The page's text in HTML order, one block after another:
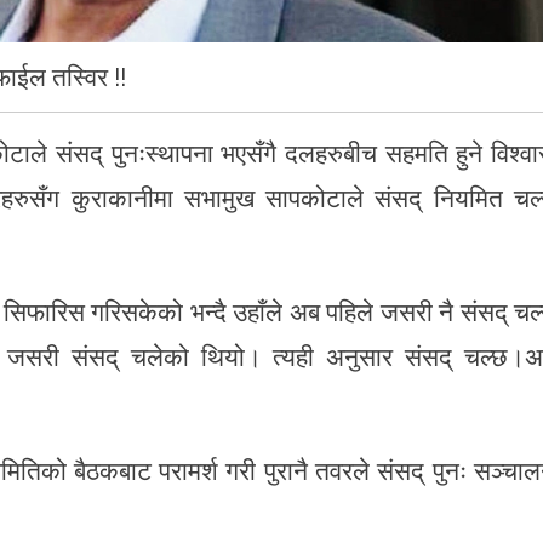
तस्विर !!
संसद् पुनःस्थापना भएसँगै दलहरुबीच सहमति हुने
कुराकानीमा सभामुख सापकोटाले संसद् नियमित
सिफारिस गरिसकेको भन्दै उहाँले अब पहिले जसरी नै संसद्
जसरी संसद् चलेको थियो। त्यही अनुसार संसद्
बैठकबाट परामर्श गरी पुरानै तवरले संसद् पुनः